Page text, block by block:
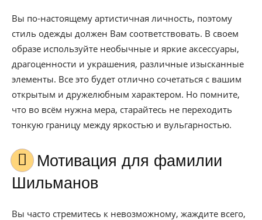
Вы по-настоящему артистичная личность, поэтому
стиль одежды должен Вам соответствовать. В своем
образе используйте необычные и яркие аксессуары,
драгоценности и украшения, различные изысканные
элементы. Все это будет отлично сочетаться с вашим
открытым и дружелюбным характером. Но помните,
что во всём нужна мера, старайтесь не переходить
тонкую границу между яркостью и вульгарностью.
Мотивация для фамилии
Шильманов
Вы часто стремитесь к невозможному, жаждите всего,